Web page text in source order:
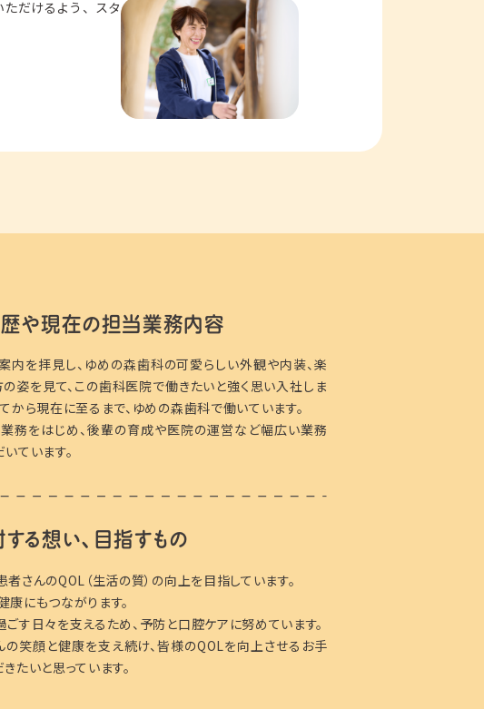
だけるよう、スタ
や現在の担当業務内容
内を拝見し、ゆめの森歯科の可愛らしい外観や内装、楽
姿を見て、この歯科医院で働きたいと強く思い入社しま
から現在に至るまで、ゆめの森歯科で働いています。
務をはじめ、後輩の育成や医院の運営など幅広い業務
ています。
る想い、目指すもの
さんのQOL（生活の質）の向上を目指しています。
にもつながります。
す日々を支えるため、予防と口腔ケアに努めています。
の笑顔と健康を支え続け、皆様のQOLを向上させるお手
たいと思っています。